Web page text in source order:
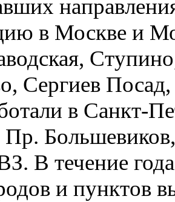
в Москве и
Сергиев
в Санкт-
Пр.
В течение
и пунктов